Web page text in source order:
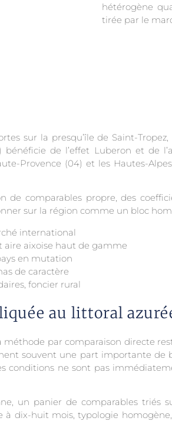
hétérogène
tirée par le
sur la presqu’île de Saint-
de l’effet Luberon et de
Provence (04) et les Hautes-
de comparables propre, des
sur la région comme un bloc
international
aire aixoise haut de gamme
en mutation
de caractère
foncier rural
au littoral
par comparaison directe
souvent une part importante de
conditions ne sont pas
un panier de comparables
dix-huit mois, typologie